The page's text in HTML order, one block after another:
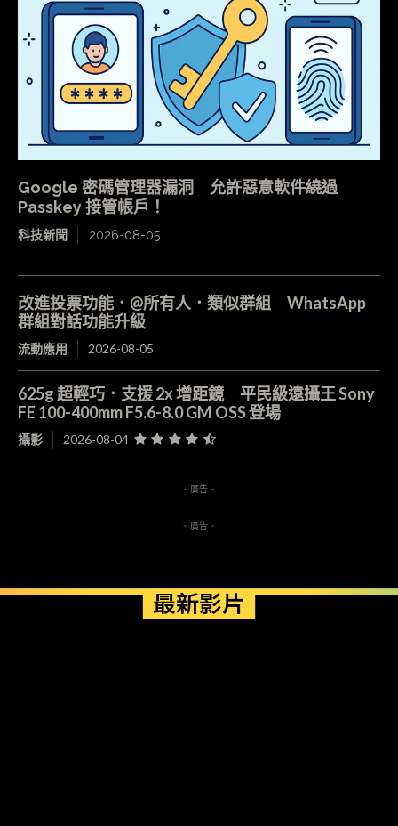
Google 密碼管理器漏洞 允許惡意軟件繞過
Passkey 接管帳戶！
科技新聞 2026-08-05
改進投票功能．@所有人．類似群組 WhatsApp
群組對話功能升級
流動應用 2026-08-05
625g 超輕巧．支援 2x 增距鏡 平民級遠攝王 Sony
FE 100-400mm F5.6-8.0 GM OSS 登場
攝影 2026-08-04
- 廣告 -
- 廣告 -
最新影片